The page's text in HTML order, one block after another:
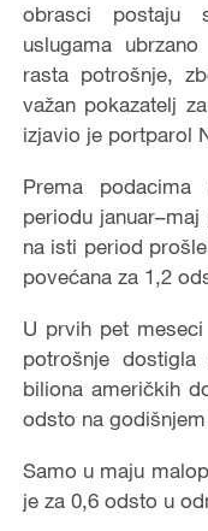
obrasci postaju
uslugama
rasta potrošnje,
važan pokazatelj
izjavio je portparol
Prema
periodu
na isti period
povećana za 1,2
U prvih pet
potrošnje
biliona američkih
odsto na
Samo u maju
je za 0,6 odsto u